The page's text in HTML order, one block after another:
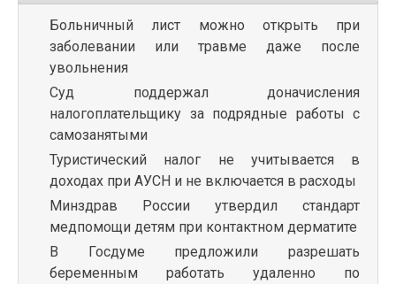
Больничный лист можно открыть при
заболевании или травме даже после
увольнения
Суд поддержал доначисления
налогоплательщику за подрядные работы с
самозанятыми
Туристический налог не учитывается в
доходах при АУСН и не включается в расходы
Минздрав России утвердил стандарт
медпомощи детям при контактном дерматите
В Госдуме предложили разрешать
беременным работать удаленно по